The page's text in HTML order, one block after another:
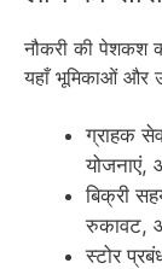
नौकरी की पेशकश
यहाँ भूमिकाओं और
ग्राहक
योजनाएं,
बिक्री
रुकावट,
स्टोर